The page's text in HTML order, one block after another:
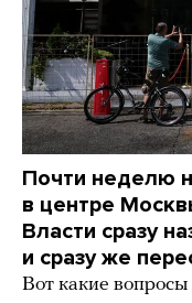
Почти неделю
в центре
Власти сразу
и сразу же
Вот какие вопросы